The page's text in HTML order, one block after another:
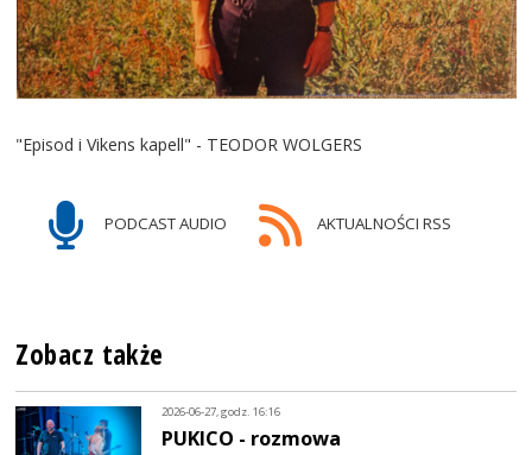
"Episod i Vikens kapell" - TEODOR WOLGERS
PODCAST AUDIO AKTUALNOŚCI RSS
Zobacz także
2026-06-27, godz. 16:16
PUKICO - rozmowa